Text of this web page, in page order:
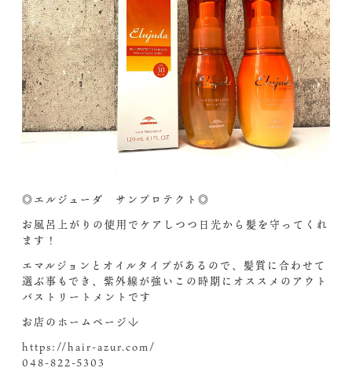
◎エルジューダ サンプロテクト◎
お風呂上がりの使用でケアしつつ日光から髪を守ってくれ
ます！
エマルジョンとオイルタイプがあるので、髪質に合わせて
選ぶ事もでき、紫外線が強いこの時期にオススメのアウト
バストリートメントです︎
お店のホームページ↓
https://hair-azur.com/
048-822-5303